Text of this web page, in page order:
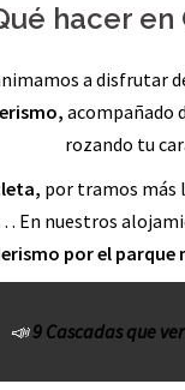
hacer en
a disfrutar
acompañado
rozando tu
por tramos más
En nuestros
por el parque
📣9 Cascadas que